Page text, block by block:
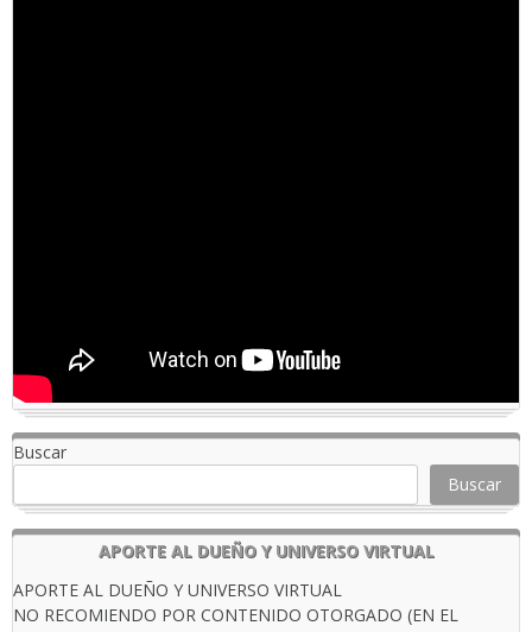
Buscar
Buscar
APORTE AL DUEÑO Y UNIVERSO VIRTUAL
APORTE AL DUEÑO Y UNIVERSO VIRTUAL
NO RECOMIENDO POR CONTENIDO OTORGADO (EN EL